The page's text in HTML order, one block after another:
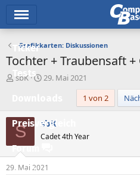
Ticker
Tests
Preisvergleich
Forum
Aktuelles
Grafikkarten: Diskussionen
Tochter + Traubensaft
E
e
l
e
sbK
E
e
l
a
29. Mai 2021
1 von 2
S sbK
Cadet 4th Year
29. Mai 2021